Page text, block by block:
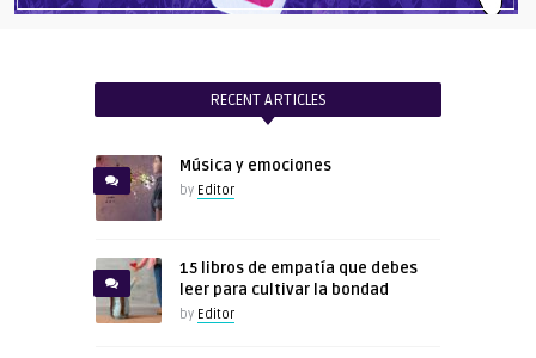
RECENT ARTICLES
Música y emociones
by Editor
15 libros de empatía que debes
leer para cultivar la bondad
by Editor